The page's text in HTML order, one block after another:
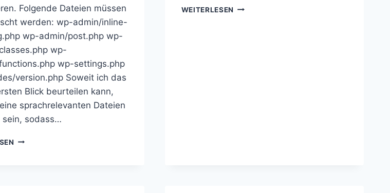
Folgende Dateien müssen
werden: wp-admin/inline-
wp-admin/post.php wp-
wp-
wp-settings.php
version.php Soweit ich das
Blick beurteilen kann,
sprachrelevanten Dateien
sodass…
WORDPRESS
WEITERLESEN WORDPRESS